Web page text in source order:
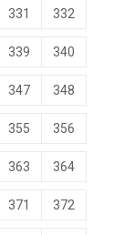
331 332
339 340
347 348
355 356
363 364
371 372